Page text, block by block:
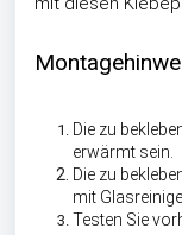
Die zu
erwärmt sein.
Die zu
mit
Testen Sie